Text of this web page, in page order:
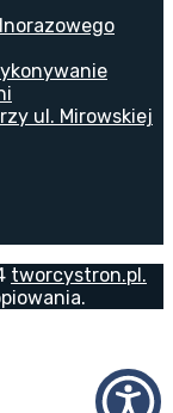
ul. Mirowskiej
tworcystron.pl.